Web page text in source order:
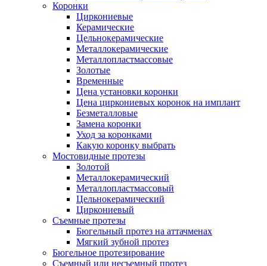
Коронки
Циркониевые
Керамические
Цельнокерамические
Металлокерамические
Металлопластмассовые
Золотые
Временные
Цена установки коронки
Цена циркониевых коронок на имплант
Безметалловые
Замена коронки
Уход за коронками
Какую коронку выбрать
Мостовидные протезы
Золотой
Металлокерамический
Металлопластмассовый
Цельнокерамический
Циркониевый
Съемные протезы
Бюгельный протез на аттачменах
Мягкий зубной протез
Бюгельное протезирование
Съемный или несъемный протез